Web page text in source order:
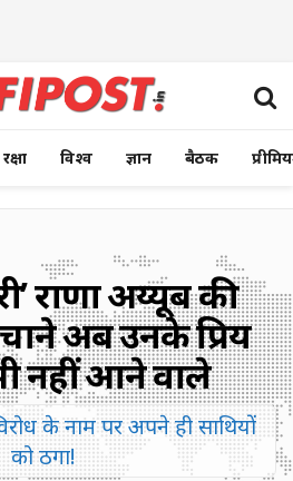
रक्षा विश्व ज्ञान बैठक
राणा अय्यूब की
अब उनके प्रिय
नहीं आने वाले
के नाम पर अपने ही साथियों
को ठगा!